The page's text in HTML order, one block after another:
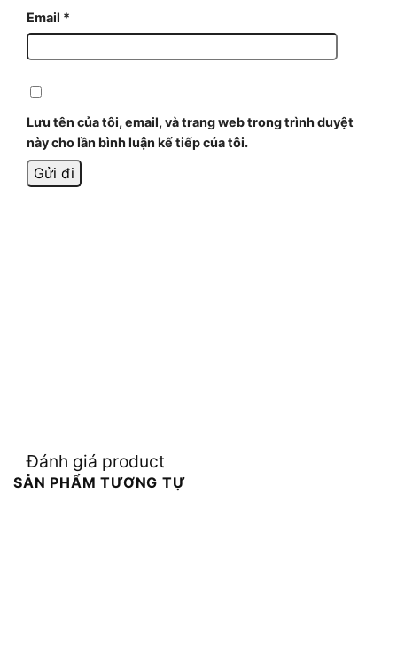
Email *
Lưu tên của tôi, email, và trang web trong trình duyệt
này cho lần bình luận kế tiếp của tôi.
Đánh giá product
SẢN PHẨM TƯƠNG TỰ